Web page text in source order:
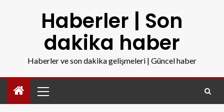
Haberler | Son
dakika haber
Haberler ve son dakika gelişmeleri | Güncel haber